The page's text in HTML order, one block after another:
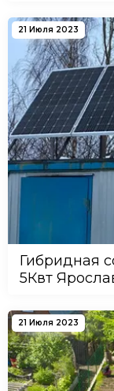
21 Июля 2023
Гибридная
5Квт
21 Июля 2023